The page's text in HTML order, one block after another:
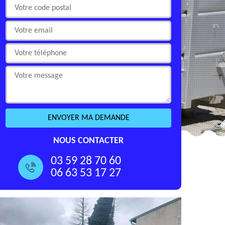
NOUS CONTACTER
03 59 28 70 60
06 63 53 17 27